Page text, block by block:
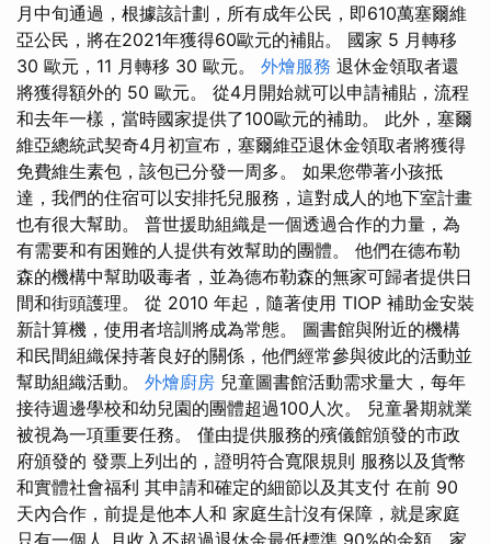
月中旬通過，根據該計劃，所有成年公民，即610萬塞爾維
亞公民，將在2021年獲得60歐元的補貼。 國家 5 月轉移
30 歐元，11 月轉移 30 歐元。 外燴服務 退休金領取者還
將獲得額外的 50 歐元。 從4月開始就可以申請補貼，流程
和去年一樣，當時國家提供了100歐元的補助。 此外，塞爾
維亞總統武契奇4月初宣布，塞爾維亞退休金領取者將獲得
免費維生素包，該包已分發一周多。 如果您帶著小孩抵
達，我們的住宿可以安排托兒服務，這對成人的地下室計畫
也有很大幫助。 普世援助組織是一個透過合作的力量，為
有需要和有困難的人提供有效幫助的團體。 他們在德布勒
森的機構中幫助吸毒者，並為德布勒森的無家可歸者提供日
間和街頭護理。 從 2010 年起，隨著使用 TIOP 補助金安裝
新計算機，使用者培訓將成為常態。 圖書館與附近的機構
和民間組織保持著良好的關係，他們經常參與彼此的活動並
幫助組織活動。 外燴廚房 兒童圖書館活動需求量大，每年
接待週邊學校和幼兒園的團體超過100人次。 兒童暑期就業
被視為一項重要任務。 僅由提供服務的殯儀館頒發的市政
府頒發的 發票上列出的，證明符合寬限規則 服務以及貨幣
和實體社會福利 其申請和確定的細節以及其支付 在前 90
天內合作，前提是他本人和 家庭生計沒有保障，就是家庭
只有一個人 月收入不超過退休金最低標準 90%的金額，家